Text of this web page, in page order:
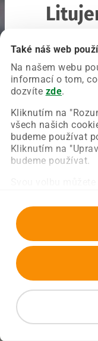
Také náš web
Na našem webu
informací o tom,
dozvíte zde.
Kliknutím na
všech našich
budeme používat
Kliknutím na
budeme používat.
Chyba nastala
Zkuste prosím
Obnovit